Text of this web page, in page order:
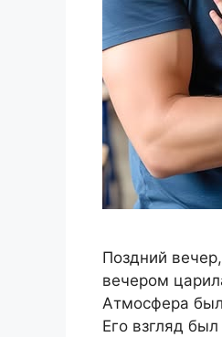
Поздний
вечером
Атмосфера
Его взгляд